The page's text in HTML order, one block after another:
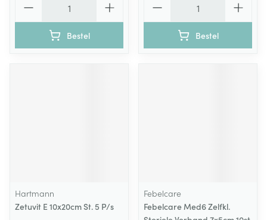
Bestel Bestel
Hartmann
Zetuvit E 10x20cm St. 5 P/s
Febelcare
Febelcare Med6 Zelfkl.